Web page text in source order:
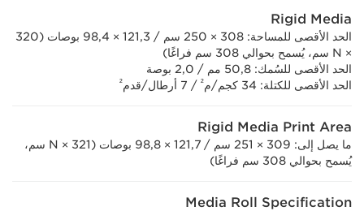
Rigid Media
الحد الأقصى للمساحة: 308 × 250 سم / 121,3 × 98,4 بوصات (320
× N سم، يُسمح بحوالي 308 سم فراغًا)
الحد الأقصى للسُمك: 50,8 مم / 2,0 بوصة
الحد الأقصى للكتلة: 34 كجم/م
² / 7 أرطال/قدم ²
Rigid Media Print Area
ما يصل إلى: 309 × 251 سم / 121,7 × 98,8 بوصات (321 × N سم،
يُسمح بحوالي 308 سم فراغًا)
Media Roll Specification